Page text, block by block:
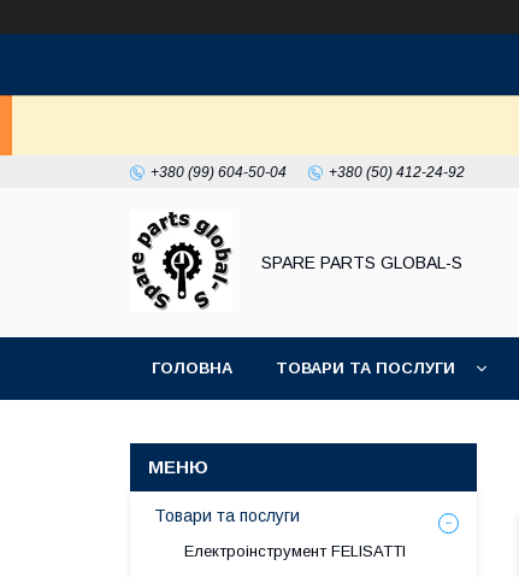
+380 (99) 604-50-04 +380 (50) 412-24-92
SPARE PARTS GLOBAL-S
ГОЛОВНА ТОВАРИ ТА ПОСЛУГИ
Товари та послуги
Електроінструмент FELISATTI